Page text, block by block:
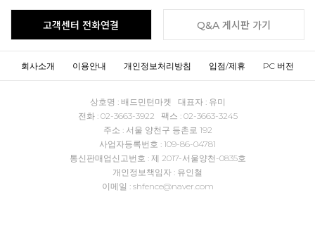
고객센터 전화연결 Q&A 게시판 가기
회사소개 이용안내 개인정보처리방침 입점/제휴 PC 버전
상호명 : 배드민턴마켓 대표자 : 유미
전화 : 02-3663-3922 팩스 : 02-3663-3245
주소 : 서울 양천구 등촌로 192
사업자등록번호 : 109-86-04781
통신판매업신고번호 : 제 2017-서울양천-0835호
개인정보책임자 : 유인철
이메일 : shfence@naver.com